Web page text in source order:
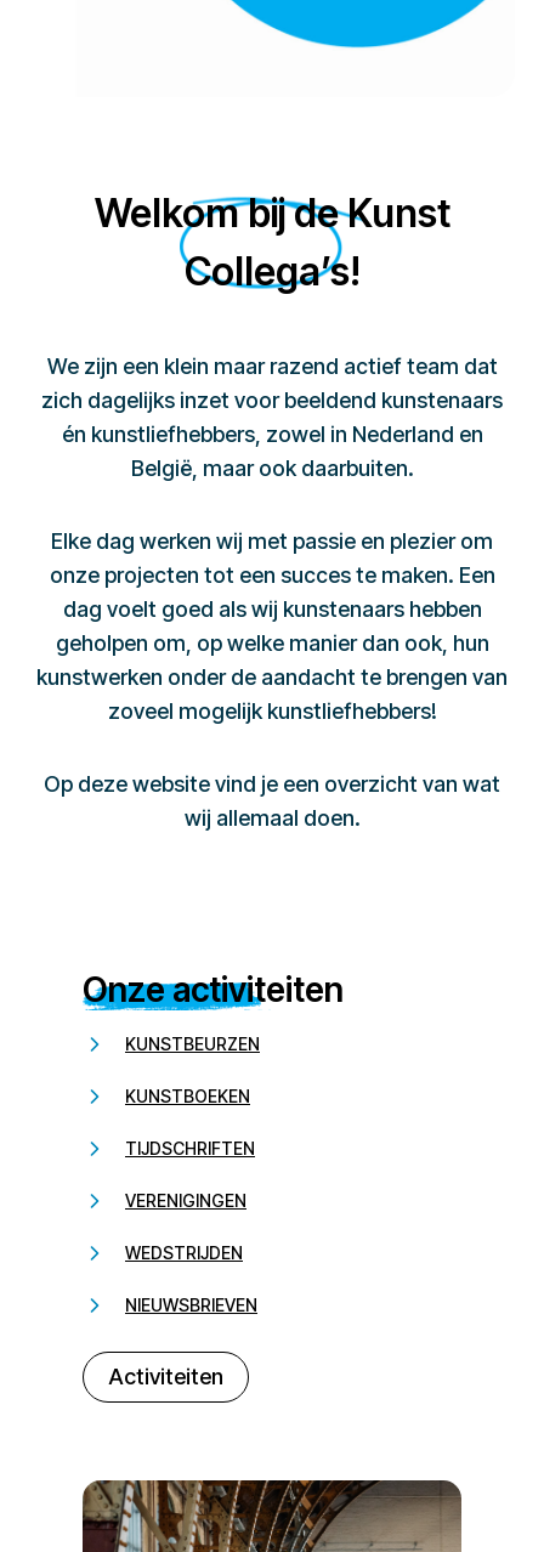
Welkom bij de Kunst
Collega’s!
We zijn een klein maar razend actief team dat
zich dagelijks inzet voor beeldend kunstenaars
én kunstliefhebbers, zowel in Nederland en
België, maar ook daarbuiten.
Elke dag werken wij met passie en plezier om
onze projecten tot een succes te maken. Een
dag voelt goed als wij kunstenaars hebben
geholpen om, op welke manier dan ook, hun
kunstwerken onder de aandacht te brengen van
zoveel mogelijk kunstliefhebbers!
Op deze website vind je een overzicht van wat
wij allemaal doen.
Onze activiteiten
KUNSTBEURZEN
KUNSTBOEKEN
TIJDSCHRIFTEN
VERENIGINGEN
WEDSTRIJDEN
NIEUWSBRIEVEN
Activiteiten
232323